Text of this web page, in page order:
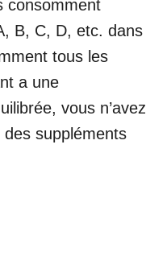
consomment
B, C, D, etc. dans
tous les
a une
vous n’avez
suppléments